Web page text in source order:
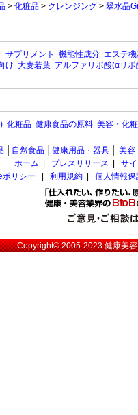
> 化粧品 > クレンジング > 翠水晶
サプリメント 機能性成分 エステ
け 大麦若葉 アルファリポ酸(αリポ
化粧品 健康食品の原料 美容・化
自然食品 健康用品・器具 美容
ホーム
プレスリリース
サ
リシー
利用規約 個人情報
Copyright© 2005-2023健康美